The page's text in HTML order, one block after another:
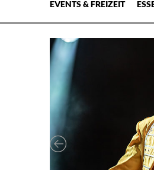
Hauptnavigation
EVENTS & FREIZEIT